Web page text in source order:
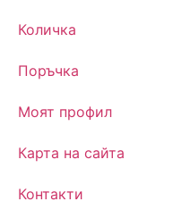
Количка
Поръчка
Моят профил
Карта на сайта
Контакти